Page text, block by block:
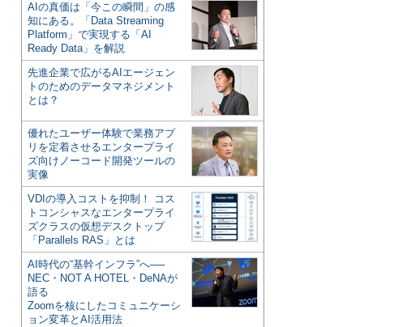
AIの真価は「今この瞬間」の感
知にある。「Data Streaming
Platform」で実現する「AI
Ready Data」を解説
先進企業で広がるAIエージェン
トのためのデータマネジメント
とは？
優れたユーザー体験で業務アプ
リを定着させるエンタープライ
ズ向けノーコード開発ツールの
実像
VDIの導入コストを抑制！ コス
トコンシャスなエンタープライ
ズクラスの仮想デスクトップ
「Parallels RAS」とは
AI時代の“基幹インフラ”へ──
NEC・NOT A HOTEL・DeNAが
語る
Zoomを核にしたコミュニケーシ
ョン変革とAI活用法